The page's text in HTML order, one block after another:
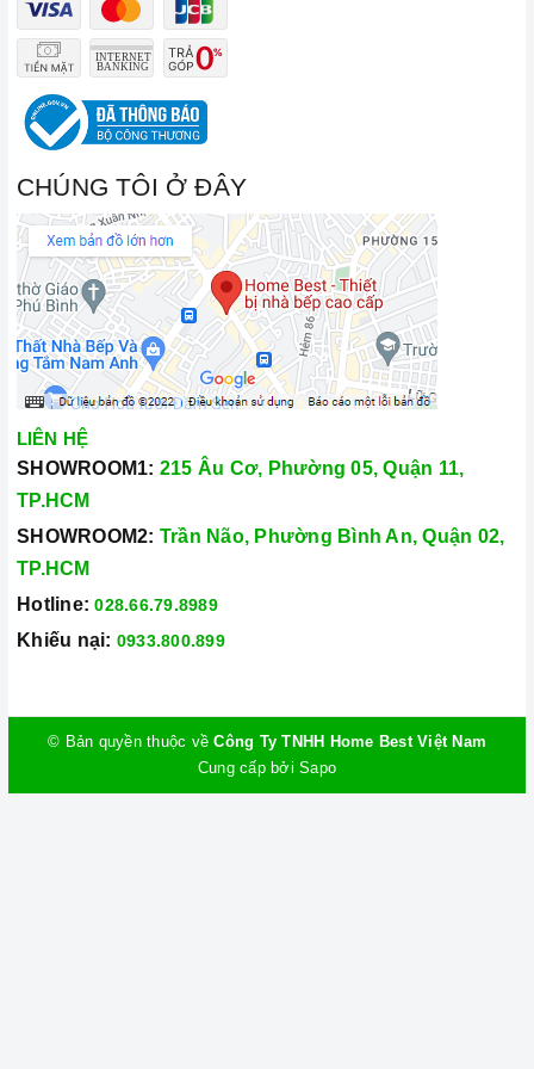
CHÚNG TÔI Ở ĐÂY
LIÊN HỆ
SHOWROOM1: 215 Âu Cơ, Phường 05, Quận 11,
TP.HCM
SHOWROOM2: Trần Não, Phường Bình An, Quận 02,
TP.HCM
Hotline: 028.66.79.8989
Khiếu nại: 0933.800.899
© Bản quyền thuộc vềCông Ty TNHH Home Best Việt Nam
Cung cấp bởiSapo